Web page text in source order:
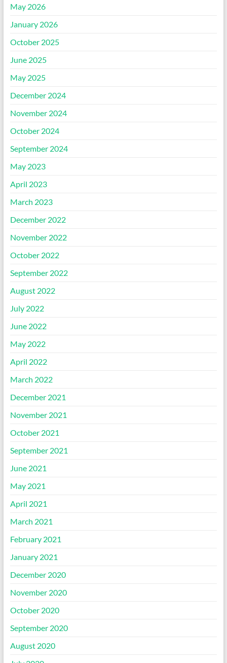
May 2026
January 2026
October 2025
June 2025
May 2025
December 2024
November 2024
October 2024
September 2024
May 2023
April 2023
March 2023
December 2022
November 2022
October 2022
September 2022
August 2022
July 2022
June 2022
May 2022
April 2022
March 2022
December 2021
November 2021
October 2021
September 2021
June 2021
May 2021
April 2021
March 2021
February 2021
January 2021
December 2020
November 2020
October 2020
September 2020
August 2020